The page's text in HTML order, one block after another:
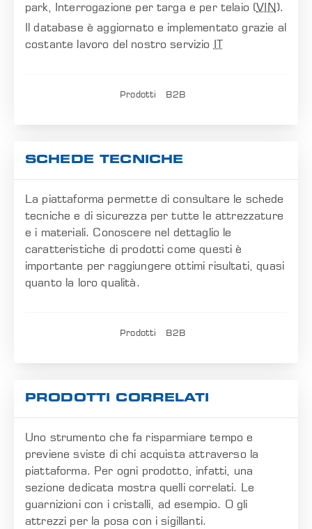
park, Interrogazione per targa e per telaio (VIN).
Il database è aggiornato e implementato grazie al
costante lavoro del nostro servizio IT
Prodotti B2B
SCHEDE TECNICHE
La piattaforma permette di consultare le schede
tecniche e di sicurezza per tutte le attrezzature
e i materiali. Conoscere nel dettaglio le
caratteristiche di prodotti come questi è
importante per raggiungere ottimi risultati, quasi
quanto la loro qualità.
Prodotti B2B
PRODOTTI CORRELATI
Uno strumento che fa risparmiare tempo e
previene sviste di chi acquista attraverso la
piattaforma. Per ogni prodotto, infatti, una
sezione dedicata mostra quelli correlati. Le
guarnizioni con i cristalli, ad esempio. O gli
attrezzi per la posa con i sigillanti.